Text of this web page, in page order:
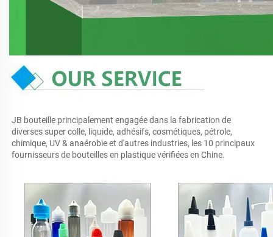
JB bouteille principalement engagée dans la fabrication de
diverses super colle, liquide, adhésifs, cosmétiques, pétrole,
chimique, UV & anaérobie et d'autres industries, les 10 principaux
fournisseurs de bouteilles en plastique vérifiées en Chine.